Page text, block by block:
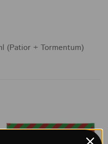
(Patior + Tormentum)